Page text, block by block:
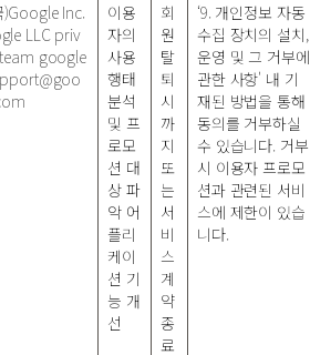
)Google Inc.
LLC priv
google
이용
자의
사용
행태
분석
및 프
로모
션 대
상 파
악 어
플리
케이
션 기
능 개
선
회
원
탈
퇴
시
까
지
또
는
서
비
스
계
약
종
료
‘9. 개인정보 자동
수집 장치의 설치,
운영 및 그 거부에
관한 사항' 내 기
재된 방법을 통해
동의를 거부하실
수 있습니다. 거부
시 이용자 프로모
션과 관련된 서비
스에 제한이 있습
니다.